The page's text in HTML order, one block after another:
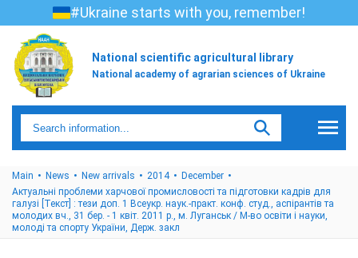
#Ukraine starts with you, remember!
National scientific agricultural library
National academy of agrarian sciences of Ukraine
Main News New arrivals 2014
December
Актуальні проблеми харчової промисловості та підготовки кадрів для
галузі [Текст] : тези доп. 1 Всеукр. наук.-практ. конф. студ., аспірантів та
молодих вч., 31 бер. - 1 квіт. 2011 р., м. Луганськ / М-во освіти і науки,
молоді та спорту України, Держ. закл